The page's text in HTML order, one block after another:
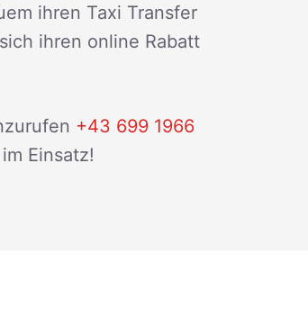
ihren Taxi Transfer
ihren online Rabatt
+43 699 1966
Einsatz!